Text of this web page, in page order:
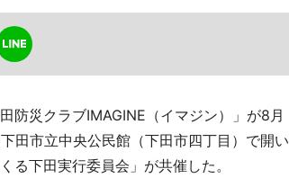
防災クラブIMAGINE（イマジン）」が8月
田市立中央公民館（下田市四丁目）で開い
る下田実行委員会」が共催した。